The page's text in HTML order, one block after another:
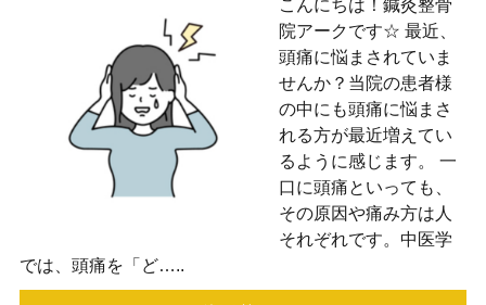
こんにちは！鍼灸整骨
院アークです☆ 最近、
頭痛に悩まされていま
せんか？当院の患者様
の中にも頭痛に悩まさ
れる方が最近増えてい
るように感じます。 一
口に頭痛といっても、
その原因や痛み方は人
それぞれです。中医学
では、頭痛を「ど…..